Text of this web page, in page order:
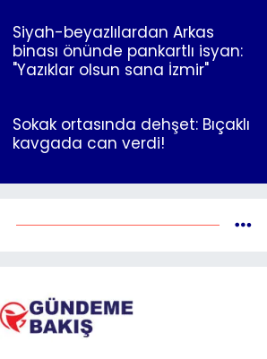
Siyah-beyazlılardan Arkas
binası önünde pankartlı isyan:
"Yazıklar olsun sana İzmir"
Sokak ortasında dehşet: Bıçaklı
kavgada can verdi!